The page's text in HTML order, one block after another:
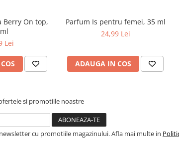
Berry On top,
Lei
Parfum Is pentru femei, 35 ml
24,99 Lei
ADAUGA IN COS
si promotiile noastre
cu promotiile magazinului. Afla mai multe in